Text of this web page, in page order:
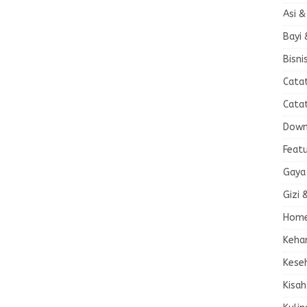
Asi
Bayi
Gizi